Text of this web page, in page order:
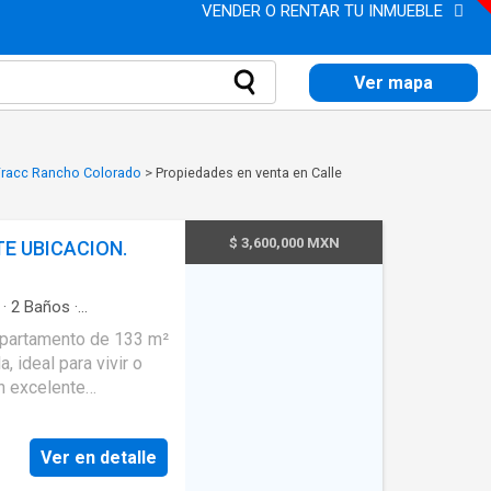
VENDER O RENTAR TU INMUEBLE
Ver mapa
Rancho Colorado > Propiedades en venta en Calle
UBICACION.
· 2 Baños ·
·Cuarto de
· Recámara con
ideal para vivir o
clóset. •
• Baño
Ver en detalle
$ 3,600,000 MXN